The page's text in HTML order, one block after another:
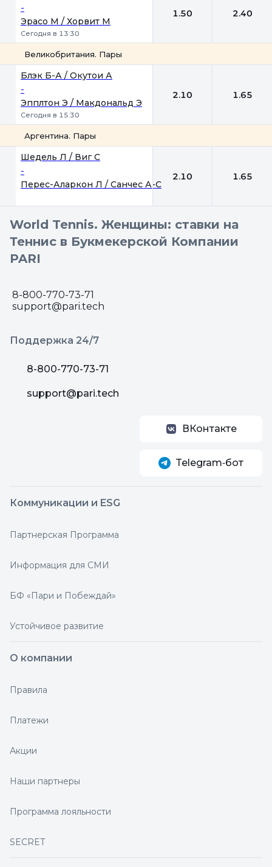
-
Эрасо М / Хорвит М
Сегодня в 13:30
1.50 2.40
Великобритания. Пары
Блэк Б-А / Окутои А
-
Эпплтон Э / Макдональд Э
Сегодня в 15:30
2.10 1.65
Аргентина. Пары
Шедель Л / Виг С
-
Перес-Аларкон Л / Санчес А-С
2.10 1.65
World Tennis. Женщины: ставки на
Теннис в Букмекерской Компании
PARI
8-800-770-73-71
support@pari.tech
Поддержка 24/7
8-800-770-73-71
support@pari.tech
ВКонтакте
Telegram‑бот
Коммуникации и ESG
Партнерская Программа
Информация для СМИ
БФ «Пари и Побеждай»
Устойчивое развитие
О компании
Правила
Платежи
Акции
Наши партнеры
Программа лояльности
SECRET